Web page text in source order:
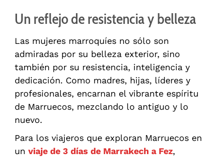
Un reflejo de resistencia y belleza
Las mujeres marroquíes no sólo son
admiradas por su belleza exterior, sino
también por su resistencia, inteligencia y
dedicación. Como madres, hijas, líderes y
profesionales, encarnan el vibrante espíritu
de Marruecos, mezclando lo antiguo y lo
nuevo.
Para los viajeros que exploran Marruecos en
un viaje de 3 días de Marrakech a Fez,